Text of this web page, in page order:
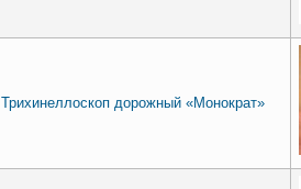
Трихинеллоскоп дорожный «Монократ»